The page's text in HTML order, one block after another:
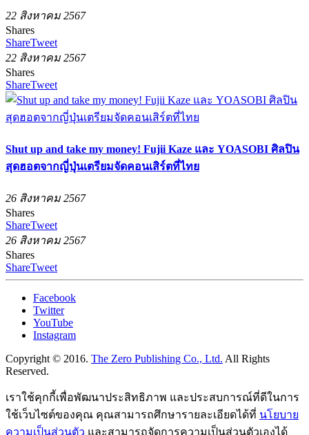
22 สิงหาคม 2567
Shares
ShareTweet
22 สิงหาคม 2567
Shares
ShareTweet
Shut up and take my money! Fujii Kaze และ YOASOBI ศิลปิน
สุดฮอตจากญี่ปุ่นเตรียมจัดคอนเสิร์ตที่ไทย
26 สิงหาคม 2567
Shares
ShareTweet
26 สิงหาคม 2567
Shares
ShareTweet
Facebook
Twitter
YouTube
Instagram
Copyright © 2016. The Zero Publishing Co., Ltd. All Rights
Reserved.
เราใช้คุกกี้เพื่อพัฒนาประสิทธิภาพ และประสบการณ์ที่ดีในการ
ใช้เว็บไซต์ของคุณ คุณสามารถศึกษารายละเอียดได้ที่ นโยบาย
ความเป็นส่วนตัว และสามารถจัดการความเป็นส่วนตัวเองได้